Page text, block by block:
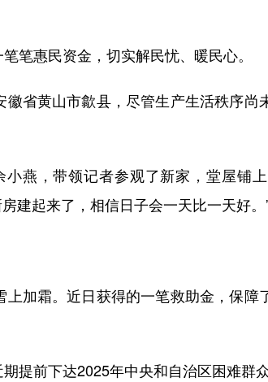
惠民资金，切实解民忧、暖民心。
黄山市歙县，尽管生产生活秩序尚
，带领记者参观了新家，堂屋铺上
建起来了，相信日子会一天比一天好。
霜。近日获得的一笔救助金，保障
前下达2025年中央和自治区困难群众